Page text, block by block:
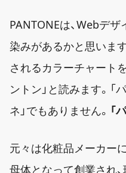
PANTONEは、Webデ
染みがあるかと思いま
されるカラーチャート
ントン」と読みます。「
ネ」でもありません。 「
元々は化粧品メーカー
母体となって創業され